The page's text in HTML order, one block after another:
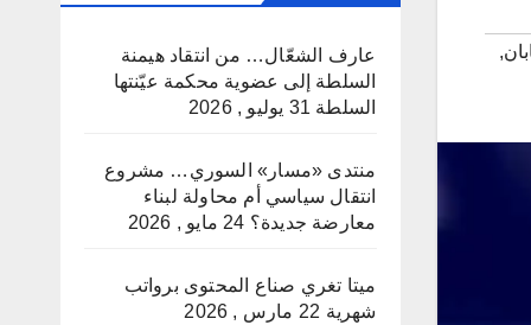
,
عارف الشعّال… من انتقاد هيمنة
السلطة إلى عضوية محكمة عيّنتها
السلطة 31 يوليو , 2026
منتدى «مسار» السوري… مشروع
انتقال سياسي أم محاولة لبناء
معارضة جديدة؟ 24 مايو , 2026
ميتا تغري صناع المحتوى برواتب
شهرية 22 مارس , 2026